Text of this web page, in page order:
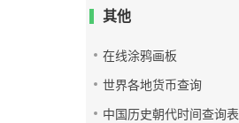
其他
在线涂鸦画板
世界各地货币查询
中国历史朝代时间查询表